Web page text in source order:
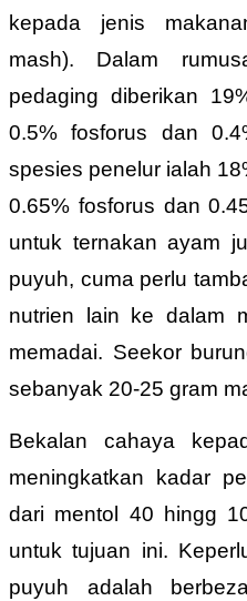
kepada jenis
mash). Dalam
pedaging diberikan
0.5% fosforus dan
spesies penelur ialah
0.65% fosforus dan
untuk ternakan ayam
puyuh, cuma perlu
nutrien lain ke dalam
memadai. Seekor
sebanyak 20-25 gram
Bekalan cahaya
meningkatkan kadar
dari mentol 40 hingg
untuk tujuan ini.
puyuh adalah